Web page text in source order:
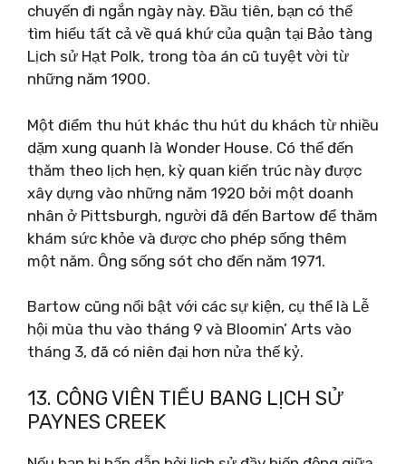
chuyến đi ngắn ngày này. Đầu tiên, bạn có thể
tìm hiểu tất cả về quá khứ của quận tại Bảo tàng
Lịch sử Hạt Polk, trong tòa án cũ tuyệt vời từ
những năm 1900.
Một điểm thu hút khác thu hút du khách từ nhiều
dặm xung quanh là Wonder House. Có thể đến
thăm theo lịch hẹn, kỳ quan kiến ​​trúc này được
xây dựng vào những năm 1920 bởi một doanh
nhân ở Pittsburgh, người đã đến Bartow để thăm
khám sức khỏe và được cho phép sống thêm
một năm. Ông sống sót cho đến năm 1971.
Bartow cũng nổi bật với các sự kiện, cụ thể là Lễ
hội mùa thu vào tháng 9 và Bloomin’ Arts vào
tháng 3, đã có niên đại hơn nửa thế kỷ.
13. CÔNG VIÊN TIỂU BANG LỊCH SỬ
PAYNES CREEK